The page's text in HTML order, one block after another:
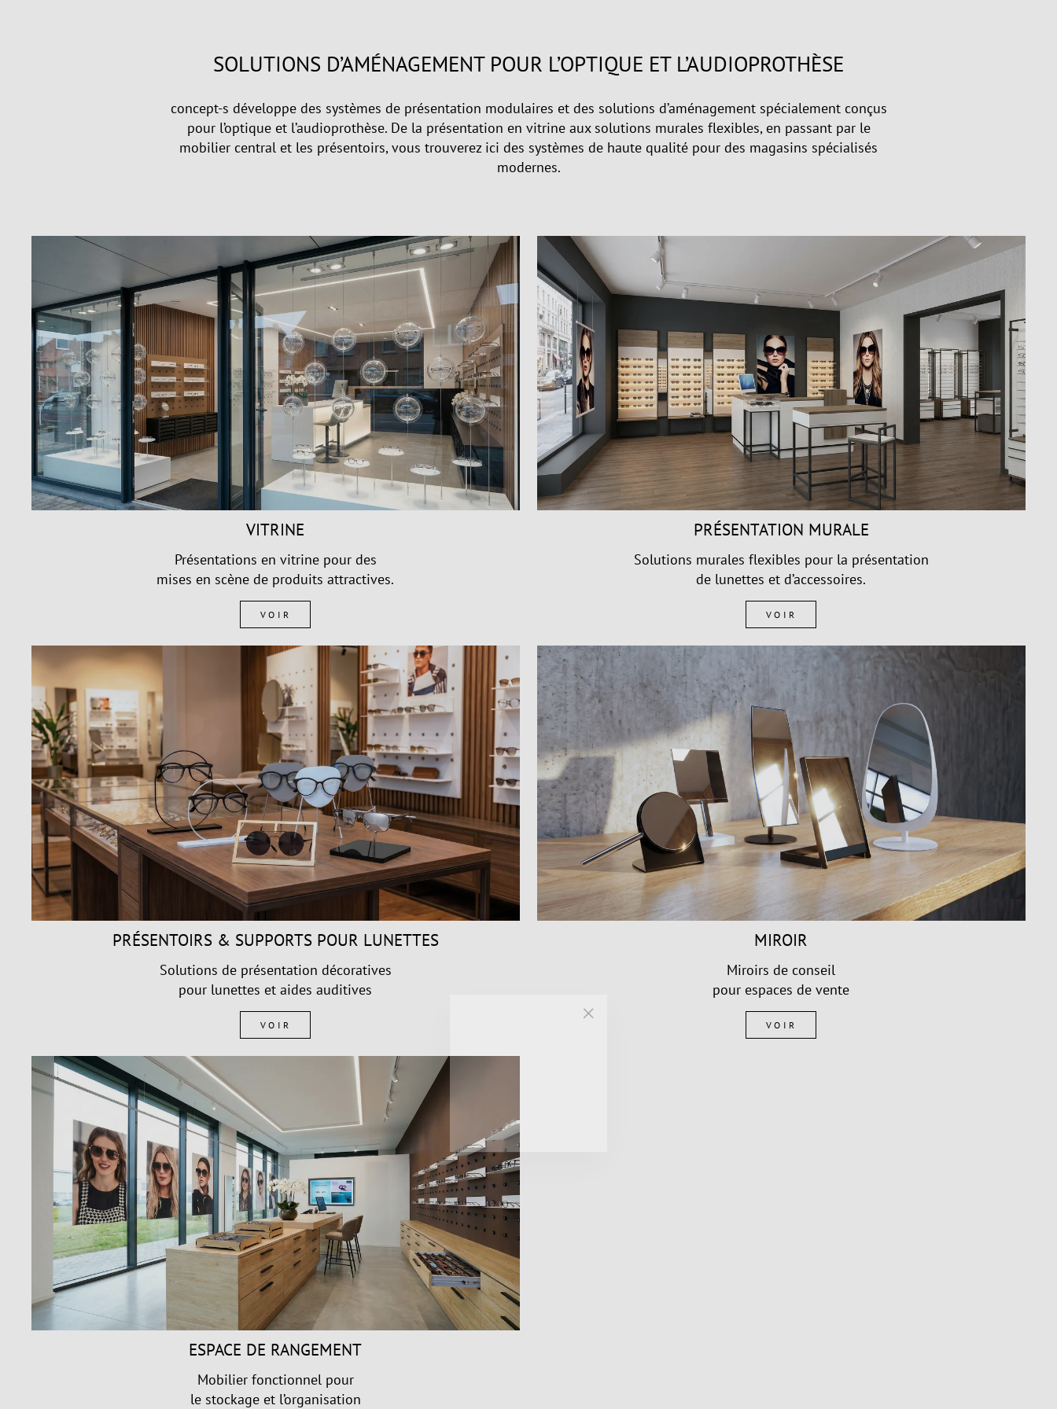
"Fermer
SOLUTIONS D’AMÉNAGEMENT POUR L’OPTIQUE ET L’AUDIOPROTHÈSE
concept-s développe des systèmes de présentation modulaires et des solutions d’aménagement spécialement conçus
pour l’optique et l’audioprothèse. De la présentation en vitrine aux solutions murales flexibles, en passant par le
mobilier central et les présentoirs, vous trouverez ici des systèmes de haute qualité pour des magasins spécialisés
modernes.
VITRINE
Présentations en vitrine pour des
mises en scène de produits attractives.
VOIR
PRÉSENTATION MURALE
Solutions murales flexibles pour la présentation
de lunettes et d’accessoires.
VOIR
PRÉSENTOIRS & SUPPORTS POUR LUNETTES
Solutions de présentation décoratives
pour lunettes et aides auditives
VOIR
MIROIR
Miroirs de conseil
pour espaces de vente
VOIR
ESPACE DE RANGEMENT
Mobilier fonctionnel pour
le stockage et l’organisation